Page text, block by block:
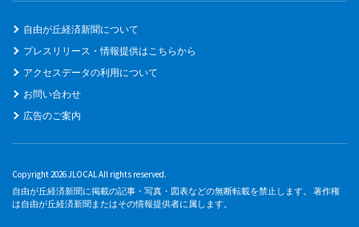
自由が丘経済新聞について
プレスリリース・情報提供はこちらから
アクセスデータの利用について
お問い合わせ
広告のご案内
Copyright 2026 JLOCAL All rights reserved.
自由が丘経済新聞に掲載の記事・写真・図表などの無断転載を禁止します。 著作権
は自由が丘経済新聞またはその情報提供者に属します。